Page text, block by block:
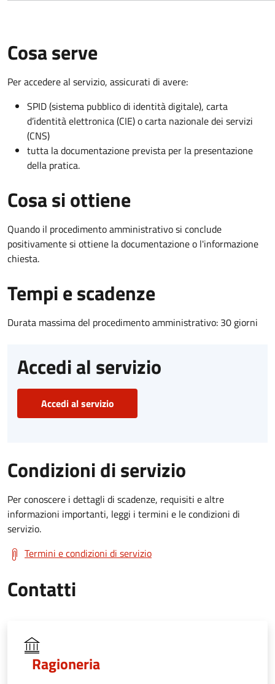
Cosa serve
Per accedere al servizio, assicurati di avere:
SPID (sistema pubblico di identità digitale), carta
d’identità elettronica (CIE) o carta nazionale dei servizi
(CNS)
tutta la documentazione prevista per la presentazione
della pratica.
Cosa si ottiene
Quando il procedimento amministrativo si conclude
positivamente si ottiene la documentazione o l'informazione
chiesta.
Tempi e scadenze
Durata massima del procedimento amministrativo: 30 giorni
Accedi al servizio
Accedi al servizio
Condizioni di servizio
Per conoscere i dettagli di scadenze, requisiti e altre
informazioni importanti, leggi i termini e le condizioni di
servizio.
Termini e condizioni di servizio
Contatti
Ragioneria